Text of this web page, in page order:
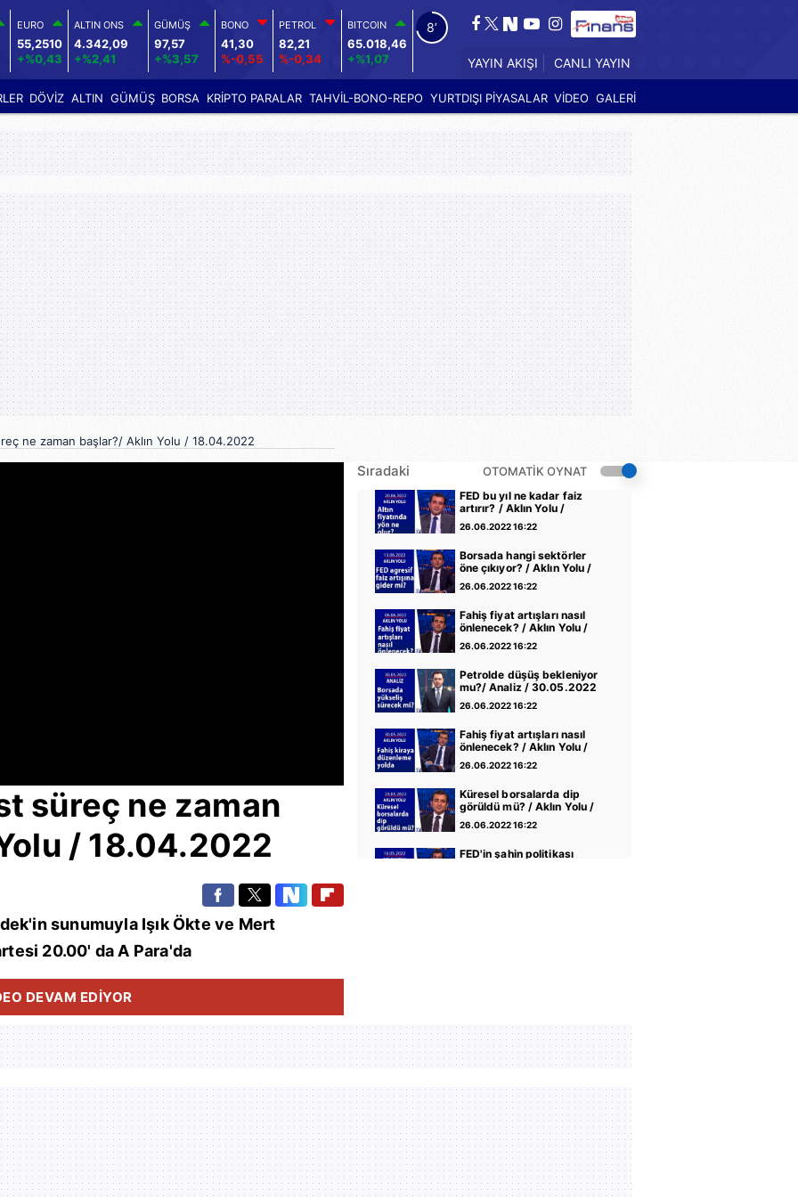
EURO
55,2510
+%0,43
ALTIN ONS
4.342,09
+%2,41
GÜMÜŞ
97,57
+%3,57
BONO
41,30
%-0,55
PETROL
82,21
%-0,34
BITCOIN
65.018,46
+%1,07
7’
YAYIN AKIŞI CANLI YAYIN
DÖVİZ ALTIN GÜMÜŞ BORSA KRİPTO PARALAR TAHVİL-BONO-REPO YURTDIŞI PİYASALAR VİDEO GALERİ
ne zaman başlar?/ Aklın Yolu / 18.04.2022
süreç ne zaman
/ 18.04.2022
Sıradaki OTOMATİK OYNAT
FED bu yıl ne kadar faiz
artırır? / Aklın Yolu /
20.06.2022
26.06.2022 16:22
Borsada hangi sektörler
öne çıkıyor? / Aklın Yolu /
13.06.2022
26.06.2022 16:22
Fahiş fiyat artışları nasıl
önlenecek? / Aklın Yolu /
06.06.2022
26.06.2022 16:22
Petrolde düşüş bekleniyor
mu?/ Analiz / 30.05.2022
26.06.2022 16:22
Fahiş fiyat artışları nasıl
önlenecek? / Aklın Yolu /
30.05.2022
26.06.2022 16:22
Küresel borsalarda dip
görüldü mü? / Aklın Yolu /
23.05.2022
26.06.2022 16:22
FED'in şahin politikası
Dezenflasyonist süreç ne
zaman başlar?/ Aklın Yolu /
18.04.2022
26.06.2022 16:22
ECB faiz politikasını nasıl
şekillendirecek? / Aklın
Yolu / 11.04.2022
26.06.2022 16:22
KDV indirimin enflasyona
etkisi ne olur? / Aklın Yolu /
04.04.2022
26.06.2022 16:22
sunumuyla Işık Ökte ve Mert
20.00' da A Para'da
DEVAM EDİYOR